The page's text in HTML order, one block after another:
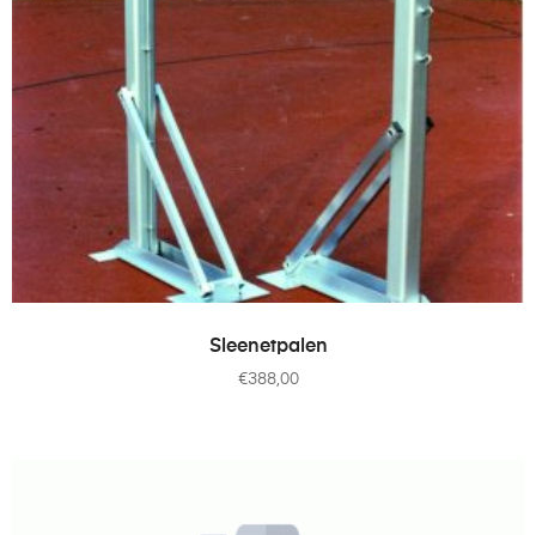
TOEVOEGEN AAN WINKELWAGEN
Sleenetpalen
€388,00